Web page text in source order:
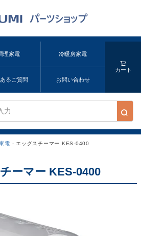
理家電 冷暖房家電
るご質問 お問い合わせ
カート
電 エッグスチーマー KES-0400
ーマー KES-0400